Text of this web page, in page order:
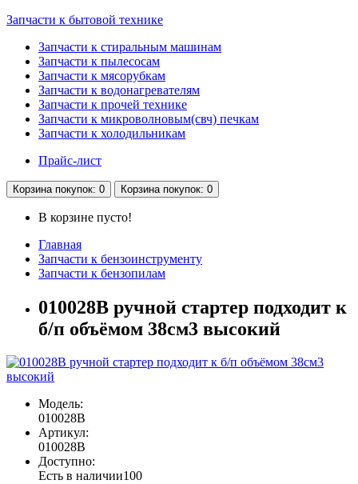
Запчасти к бытовой технике
Запчасти к стиральным машинам
Запчасти к пылесосам
Запчасти к мясорубкам
Запчасти к водонагревателям
Запчасти к прочей технике
Запчасти к микроволновым(свч) печкам
Запчасти к холодильникам
Прайс-лист
Корзина покупок: 0 Корзина покупок: 0
В корзине пусто!
Главная
Запчасти к бензоинструменту
Запчасти к бензопилам
010028B ручной стартер подходит к
б/п объёмом 38см3 высокий
Модель:
010028B
Артикул:
010028B
Доступно:
Есть в наличии100